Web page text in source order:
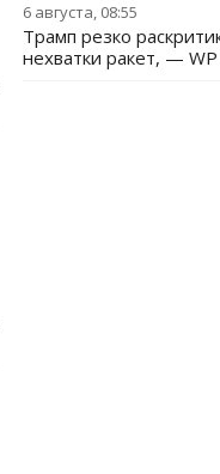
6 августа, 08:55
Трамп резко
нехватки ракет, — WP